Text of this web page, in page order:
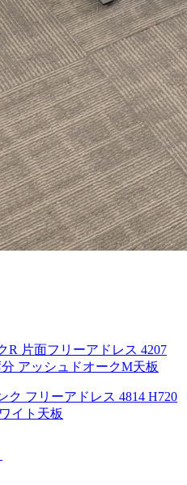
R 片面フリーアドレス 4207
アッシュドオークM天板